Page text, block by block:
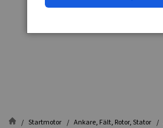
Startmotor Ankare, Fält, Rotor, Stator